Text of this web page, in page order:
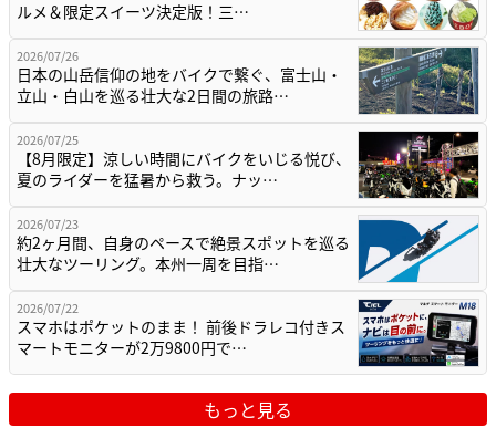
ルメ＆限定スイーツ決定版！三…
2026/07/26
日本の山岳信仰の地をバイクで繋ぐ、富士山・
立山・白山を巡る壮大な2日間の旅路…
2026/07/25
【8月限定】涼しい時間にバイクをいじる悦び、
夏のライダーを猛暑から救う。ナッ…
2026/07/23
約2ヶ月間、自身のペースで絶景スポットを巡る
壮大なツーリング。本州一周を目指…
2026/07/22
スマホはポケットのまま！ 前後ドラレコ付きス
マートモニターが2万9800円で…
もっと見る